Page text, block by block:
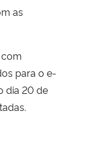
as
para o e-
dia 20 de